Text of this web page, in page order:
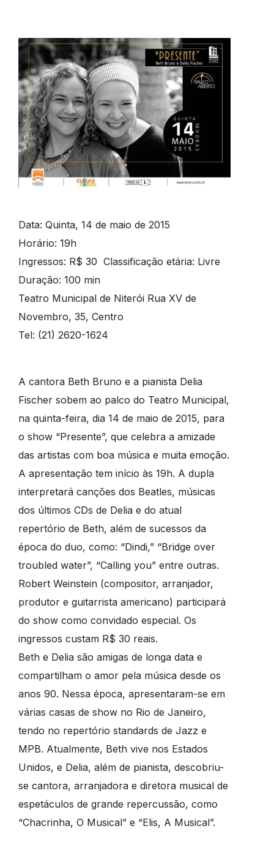
Data: Quinta, 14 de maio de 2015
Horário: 19h
Ingressos: R$ 30 Classificação etária: Livre
Duração: 100 min
Teatro Municipal de Niterói Rua XV de
Novembro, 35, Centro
Tel: (21) 2620-1624
A cantora Beth Bruno e a pianista Delia
Fischer sobem ao palco do Teatro Municipal,
na quinta-feira, dia 14 de maio de 2015, para
o show “Presente”, que celebra a amizade
das artistas com boa música e muita emoção.
A apresentação tem início às 19h. A dupla
interpretará canções dos Beatles, músicas
dos últimos CDs de Delia e do atual
repertório de Beth, além de sucessos da
época do duo, como: “Dindi,” “Bridge over
troubled water”, “Calling you” entre outras.
Robert Weinstein (compositor, arranjador,
produtor e guitarrista americano) participará
do show como convidado especial. Os
ingressos custam R$ 30 reais.
Beth e Delia são amigas de longa data e
compartilham o amor pela música desde os
anos 90. Nessa época, apresentaram-se em
várias casas de show no Rio de Janeiro,
tendo no repertório standards de Jazz e
MPB. Atualmente, Beth vive nos Estados
Unidos, e Delia, além de pianista, descobriu-
se cantora, arranjadora e diretora musical de
espetáculos de grande repercussão, como
“Chacrinha, O Musical” e “Elis, A Musical”.